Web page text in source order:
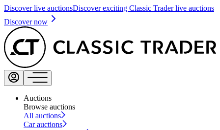
Discover live auctionsDiscover exciting Classic Trader live auctions
Discover now
Auctions
Browse auctions
All auctions
Car auctions